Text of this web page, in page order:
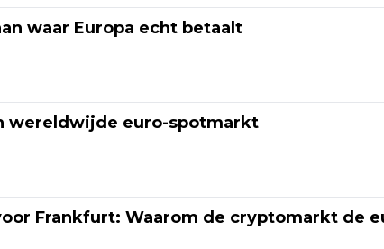
waar Europa echt betaalt
wereldwijde euro-spotmarkt
Frankfurt: Waarom de cryptomarkt de